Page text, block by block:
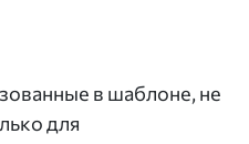
в шаблоне, не
для